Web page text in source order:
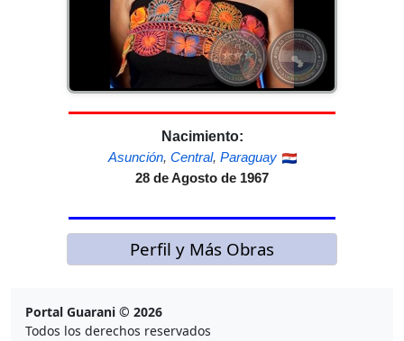
Nacimiento:
Asunción, Central, Paraguay
28 de Agosto de 1967
Perfil y Más Obras
Portal Guarani © 2026
Todos los derechos reservados